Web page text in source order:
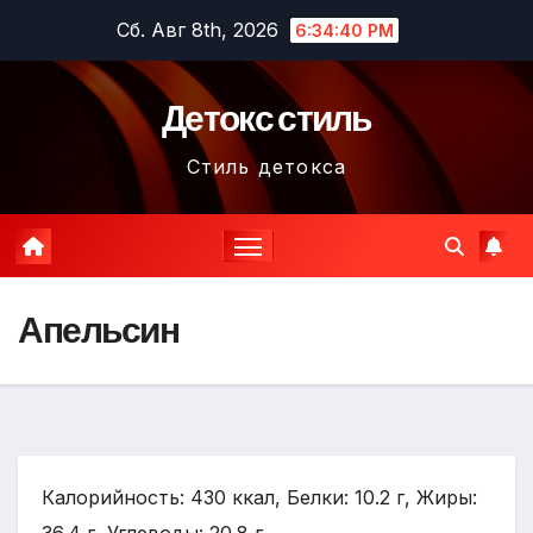
содержимому
Сб. Авг 8th, 2026 6:34:41 PM
Детокс стиль
Стиль детокса
Апельсин
Калорийность: 430 ккал, Белки: 10.2 г, Жиры: